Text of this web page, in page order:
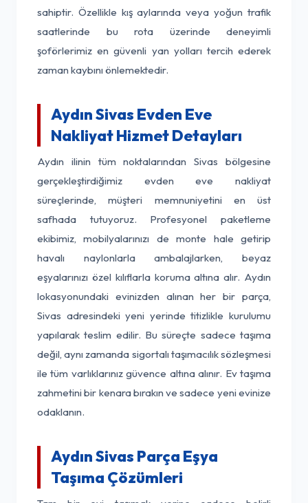
sahiptir. Özellikle kış aylarında veya yoğun trafik
saatlerinde bu rota üzerinde deneyimli
şoförlerimiz en güvenli yan yolları tercih ederek
zaman kaybını önlemektedir.
Aydın Sivas Evden Eve
Nakliyat Hizmet Detayları
Aydın ilinin tüm noktalarından Sivas bölgesine
gerçekleştirdiğimiz evden eve nakliyat
süreçlerinde, müşteri memnuniyetini en üst
safhada tutuyoruz. Profesyonel paketleme
ekibimiz, mobilyalarınızı de monte hale getirip
havalı naylonlarla ambalajlarken, beyaz
eşyalarınızı özel kılıflarla koruma altına alır. Aydın
lokasyonundaki evinizden alınan her bir parça,
Sivas adresindeki yeni yerinde titizlikle kurulumu
yapılarak teslim edilir. Bu süreçte sadece taşıma
değil, aynı zamanda sigortalı taşımacılık sözleşmesi
ile tüm varlıklarınız güvence altına alınır. Ev taşıma
zahmetini bir kenara bırakın ve sadece yeni evinize
odaklanın.
Aydın Sivas Parça Eşya
Taşıma Çözümleri